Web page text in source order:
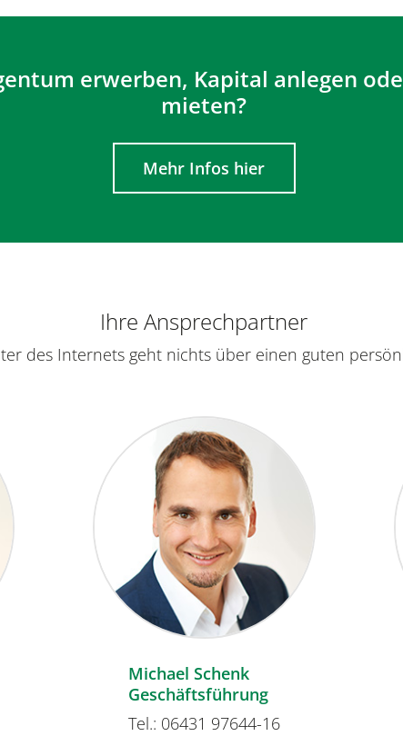
erwerben, Kapital anlegen
mieten?
Mehr Infos hier
Ihre Ansprechpartner
des Internets geht nichts über einen guten
Michael Schenk
Geschäftsführung
Tel.: 06431 97644-16